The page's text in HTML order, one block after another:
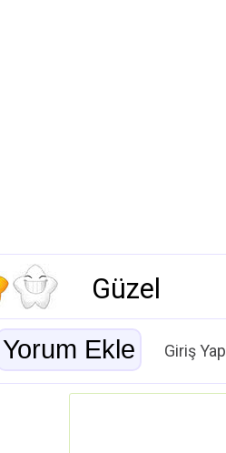
Güzel
Giriş Yap